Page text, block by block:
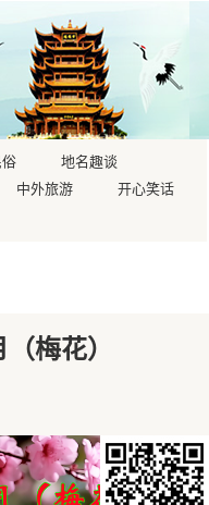
地名趣谈
中外旅游 开心笑话
梅花）